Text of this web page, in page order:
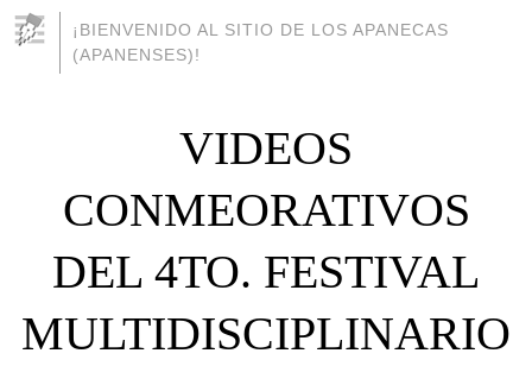
¡BIENVENIDO AL SITIO DE LOS APANECAS
(APANENSES)!
VIDEOS
CONMEORATIVOS
DEL 4TO. FESTIVAL
MULTIDISCIPLINARIO